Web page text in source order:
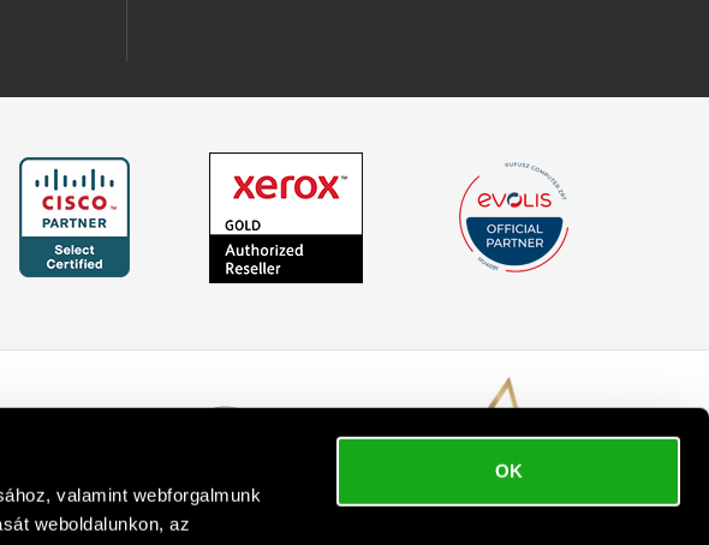
valamint webforgalmunk
weboldalunkon, az
OK